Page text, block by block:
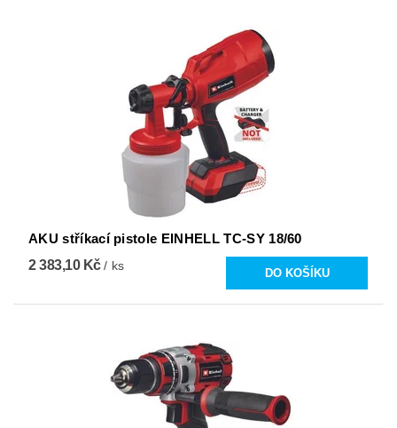
AKU stříkací pistole EINHELL TC-SY 18/60
2 383,10 Kč/ ks